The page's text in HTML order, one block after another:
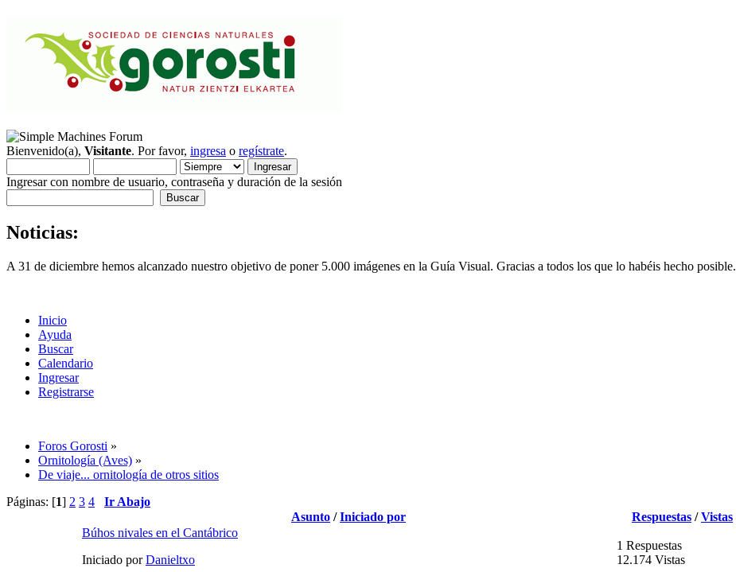
Bienvenido(a), Visitante. Por favor, ingresa o regístrate.
Ingresar con nombre de usuario, contraseña y duración de la sesión
Noticias:
A 31 de diciembre hemos alcanzado nuestro objetivo de poner 5.000 imágenes en la Guía Visual. Gracias a todos los que lo habéis hecho posible.
Inicio
Ayuda
Buscar
Calendario
Ingresar
Registrarse
Foros Gorosti »
Ornitología (Aves) »
De viaje... ornitología de otros sitios
Páginas: [1] 2 3 4
Ir Abajo
Asunto /Iniciado por Respuestas /Vistas
Búhos nivales en el Cantábrico
Iniciado porDanieltxo
1 Respuestas
12.174 Vistas